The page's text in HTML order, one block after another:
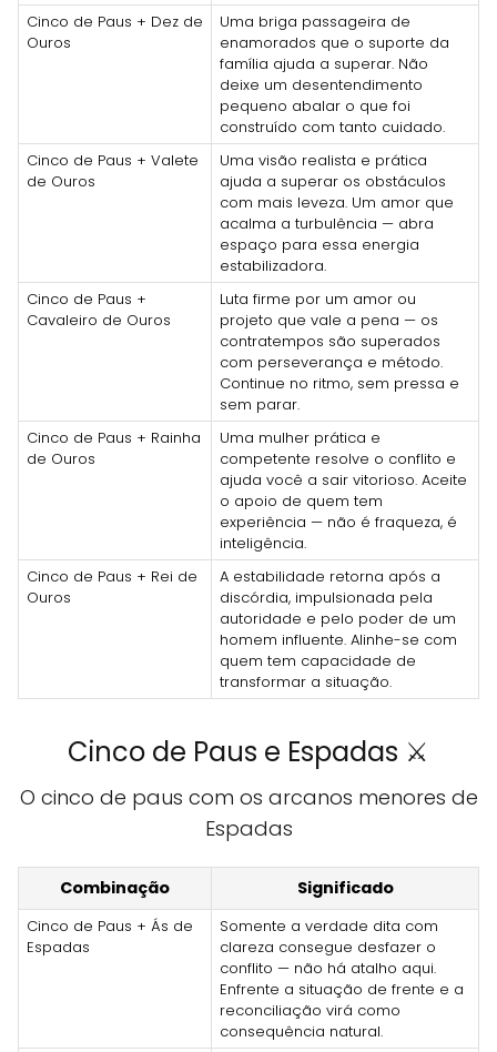
Cinco de Paus + Dez de
Ouros
Uma briga passageira de
enamorados que o suporte da
família ajuda a superar. Não
deixe um desentendimento
pequeno abalar o que foi
construído com tanto cuidado.
Cinco de Paus + Valete
de Ouros
Uma visão realista e prática
ajuda a superar os obstáculos
com mais leveza. Um amor que
acalma a turbulência — abra
espaço para essa energia
estabilizadora.
Cinco de Paus +
Cavaleiro de Ouros
Luta firme por um amor ou
projeto que vale a pena — os
contratempos são superados
com perseverança e método.
Continue no ritmo, sem pressa e
sem parar.
Cinco de Paus + Rainha
de Ouros
Uma mulher prática e
competente resolve o conflito e
ajuda você a sair vitorioso. Aceite
o apoio de quem tem
experiência — não é fraqueza, é
inteligência.
Cinco de Paus + Rei de
Ouros
A estabilidade retorna após a
discórdia, impulsionada pela
autoridade e pelo poder de um
homem influente. Alinhe-se com
quem tem capacidade de
transformar a situação.
Cinco de Paus e Espadas ⚔️
O cinco de paus com os arcanos menores de
Espadas
Combinação Significado
Cinco de Paus + Ás de
Espadas
Somente a verdade dita com
clareza consegue desfazer o
conflito — não há atalho aqui.
Enfrente a situação de frente e a
reconciliação virá como
consequência natural.